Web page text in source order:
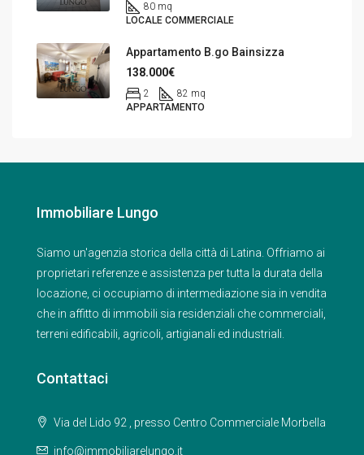
80 mq
LOCALE COMMERCIALE
Appartamento B.go Bainsizza
138.000€
2
82 mq
APPARTAMENTO
Immobiliare Lungo
Siamo un'agenzia storica della città di Latina. Offriamo ai
proprietari referenze e assistenza per tutta la durata della
locazione, ci occupiamo di intermediazione sia in vendita
che in affitto di immobili sia residenziali che commerciali,
terreni edificabili, agricoli, artigianali ed industriali.
Contattaci
Via del Lido 92 , presso Centro Commerciale Morbella
info@immobiliarelungo.it